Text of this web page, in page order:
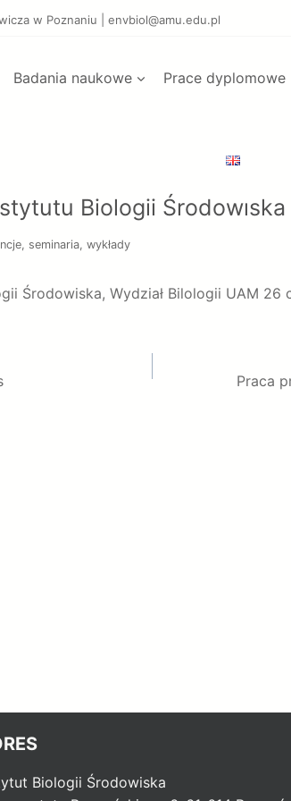
w Poznaniu | envbiol@amu.edu.pl
Badania naukowe Prace dyplomowe
Biologii Środowiska
seminaria, wykłady
Środowiska, Wydział Bilologii UAM
Praca
Biologii Środowiska